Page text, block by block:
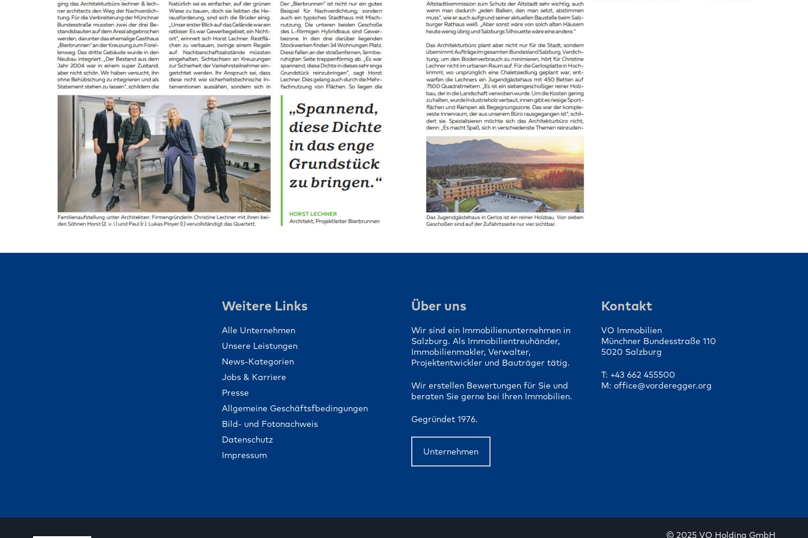
Menschen schaffen
Weitere Links
Alle Unternehmen
Unsere Leistungen
News-Kategorien
Jobs & Karriere
Presse
Allgemeine Geschäftsfbedingungen
Bild- und Fotonachweis
Datenschutz
Impressum
Über uns
Wir sind ein Immobilienunternehmen in
Salzburg. Als Immobilientreuhänder,
Immobilienmakler, Verwalter,
Projektentwickler und Bauträger tätig.
Wir erstellen Bewertungen für Sie und
beraten Sie gerne bei Ihren Immobilien.
Gegründet 1976.
Unternehmen
Kontakt
VO Immobilien
Münchner Bundesstraße 110
5020 Salzburg
T: +43 662 455500
M: office@vorderegger.org
© 2025 VO Holding GmbH